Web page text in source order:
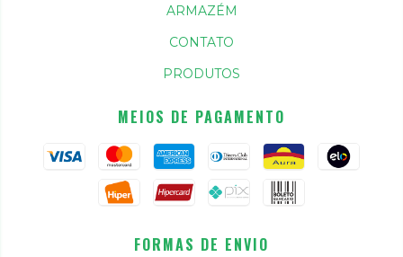
ARMAZÉM
CONTATO
PRODUTOS
MEIOS DE PAGAMENTO
FORMAS DE ENVIO